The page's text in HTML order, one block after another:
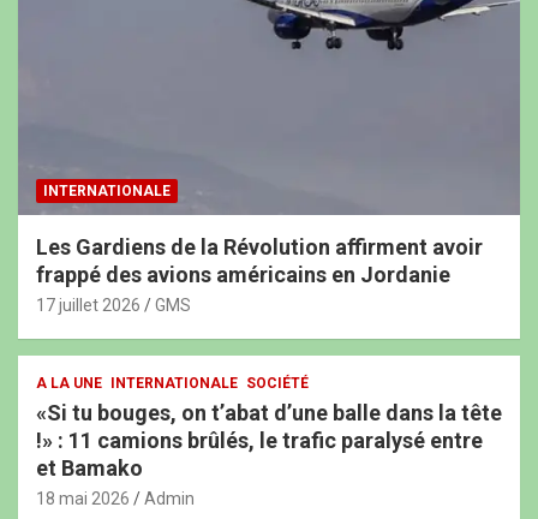
INTERNATIONALE
Les Gardiens de la Révolution affirment avoir
frappé des avions américains en Jordanie
17 juillet 2026 GMS
A LA UNE INTERNATIONALE SOCIÉTÉ
«Si tu bouges, on t’abat d’une balle dans la tête
!» : 11 camions brûlés, le trafic paralysé entre
et Bamako
18 mai 2026 Admin